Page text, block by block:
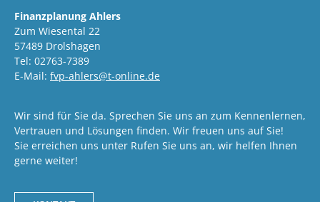
Finanzplanung Ahlers
Zum Wiesental 22
57489 Drolshagen
Tel: 02763-7389
E-Mail: fvp-ahlers@t-online.de
Wir sind für Sie da. Sprechen Sie uns an zum Kennenlernen,
Vertrauen und Lösungen finden. Wir freuen uns auf Sie!
Sie erreichen uns unter Rufen Sie uns an, wir helfen Ihnen
gerne weiter!